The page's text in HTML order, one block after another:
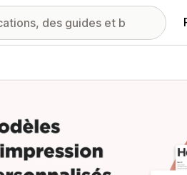
vedette